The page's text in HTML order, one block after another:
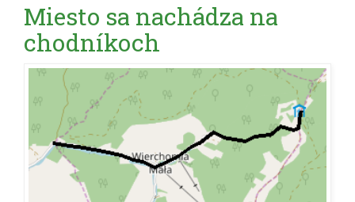
Miesto sa nachádza na
chodníkoch